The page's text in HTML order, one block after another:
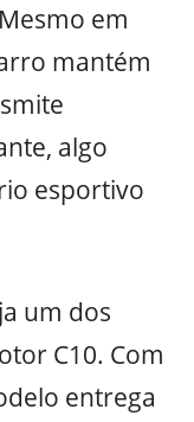
em
mantém
algo
esportivo
um dos
C10. Com
entrega